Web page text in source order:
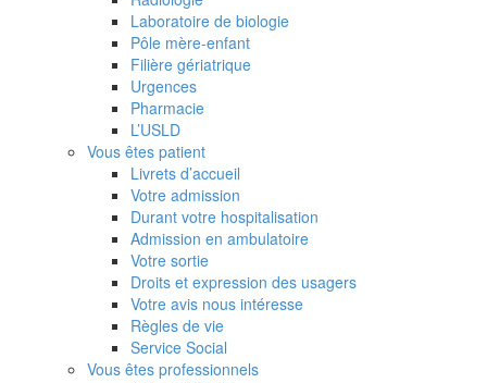
Laboratoire de biologie
Pôle mère-enfant
Filière gériatrique
Urgences
Pharmacie
L’USLD
Vous êtes patient
Livrets d’accueil
Votre admission
Durant votre hospitalisation
Admission en ambulatoire
Votre sortie
Droits et expression des usagers
Votre avis nous intéresse
Règles de vie
Service Social
Vous êtes professionnels